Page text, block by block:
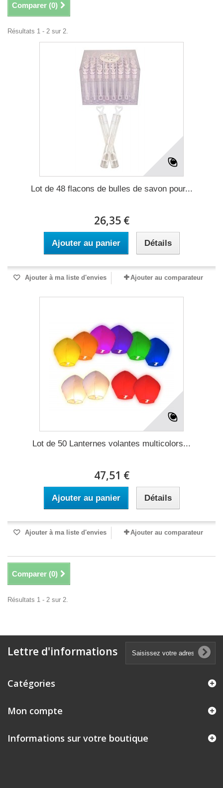
Comparer (0)
Résultats 1 - 2 sur 2.
Lot de 48 flacons de bulles de savon pour...
26,35 €
Ajouter au panier Détails
Ajouter à ma liste d'envies Ajouter au comparateur
Lot de 50 Lanternes volantes multicolors...
47,51 €
Ajouter au panier Détails
Ajouter à ma liste d'envies Ajouter au comparateur
Comparer (0)
Résultats 1 - 2 sur 2.
Lettre d'informations
Catégories
Mon compte
Informations sur votre boutique